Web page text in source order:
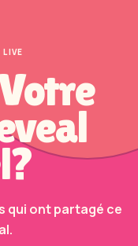
qui ont partagé ce